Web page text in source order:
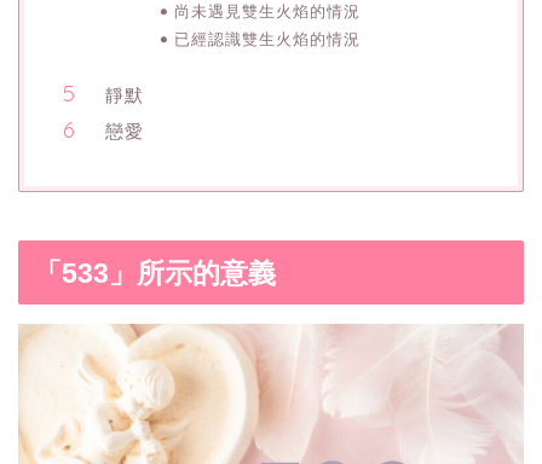
尚未遇見雙生火焰的情況
已經認識雙生火焰的情況
靜默
戀愛
「533」所示的意義